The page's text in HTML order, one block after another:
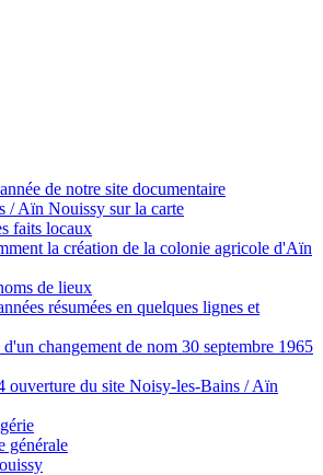
de notre site documentaire
/ Aïn Nouissy sur la carte
faits locaux
la création de la colonie agricole d'Aïn
de lieux
résumées en quelques lignes et
changement de nom 30 septembre 1965
ouverture du site Noisy-les-Bains / Aïn
générale